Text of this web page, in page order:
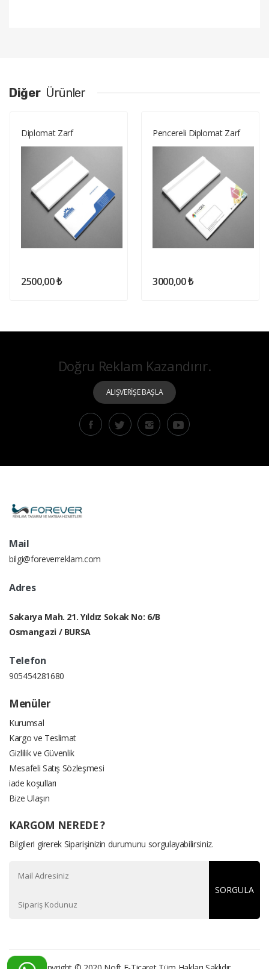
Diğer Ürünler
Diplomat Zarf
2500,00 ₺
Pencereli Diplomat Zarf
3000,00 ₺
Doğru Reklam Kazandırır.
ALIŞVERİŞE BAŞLA
Mail
bilgi@foreverreklam.com
Adres
Sakarya Mah. 21. Yıldız Sokak No: 6/B
Osmangazi / BURSA
Telefon
905454281680
Menüler
Kurumsal
Kargo ve Teslimat
Gizlilik ve Güvenlik
Mesafeli Satış Sözleşmesi
iade koşulları
Bize Ulaşın
KARGOM NEREDE ?
Bilgileri girerek Siparişinizin durumunu sorgulayabilirsiniz.
SORGULA